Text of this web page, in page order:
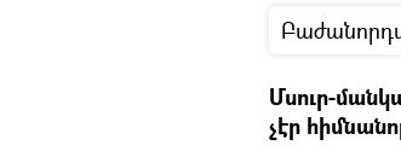
Մսուր-
չէր